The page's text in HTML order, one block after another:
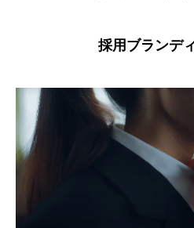
採用ブランデ